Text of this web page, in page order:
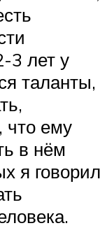
3 лет у
таланты,
что ему
в нём
я говорил